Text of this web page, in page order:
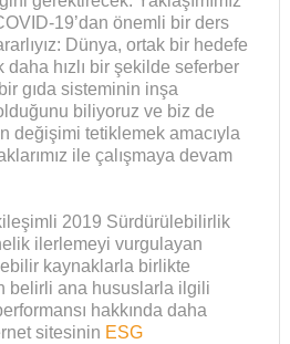
19’dan önemli bir ders
Dünya, ortak bir hedefe
hızlı bir şekilde seferber
gıda sisteminin inşa
biliyoruz ve biz de
değişimi tetiklemek amacıyla
ile çalışmaya devam
2019 Sürdürülebilirlik
ilerlemeyi vurgulayan
kaynaklarla birlikte
belirli ana hususlarla ilgili
hakkında daha
sitesinin ESG